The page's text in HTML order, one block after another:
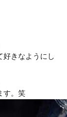
好きなようにし
す。笑